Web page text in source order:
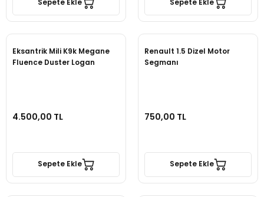
Sepete Ekle Sepete Ekle
Eksantrik Mili K9k Megane
Fluence Duster Logan
4.500,00 TL
Sepete Ekle
Renault 1.5 Dizel Motor
Segmanı
750,00 TL
Sepete Ekle